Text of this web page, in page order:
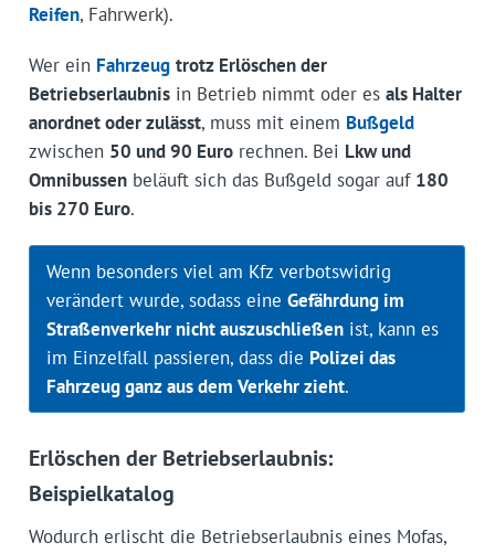
Reifen, Fahrwerk).
Wer ein Fahrzeug trotz Erlöschen der
Betriebserlaubnisin Betrieb nimmt oder es als Halter
anordnet oder zulässt, muss mit einem Bußgeld
zwischen 50 und 90 Eurorechnen. Bei Lkw und
Omnibussenbeläuft sich das Bußgeld sogar auf 180
bis 270 Euro.
Wenn besonders viel am Kfz verbotswidrig
verändert wurde, sodass eine Gefährdung im
Straßenverkehr nicht auszuschließenist, kann es
im Einzelfall passieren, dass die Polizei das
Fahrzeug ganz aus dem Verkehr zieht.
Erlöschen der Betriebserlaubnis:
Beispielkatalog
Wodurch erlischt die Betriebserlaubnis eines Mofas,